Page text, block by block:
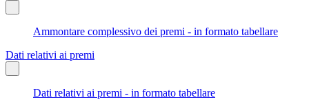
Ammontare complessivo dei premi - in formato tabellare
Dati relativi ai premi
Dati relativi ai premi - in formato tabellare